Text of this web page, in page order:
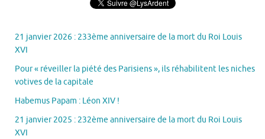
21 janvier 2026 : 233ème anniversaire de la mort du Roi Louis
XVI
Pour « réveiller la piété des Parisiens », ils réhabilitent les niches
votives de la capitale
Habemus Papam : Léon XIV !
21 janvier 2025 : 232ème anniversaire de la mort du Roi Louis
XVI